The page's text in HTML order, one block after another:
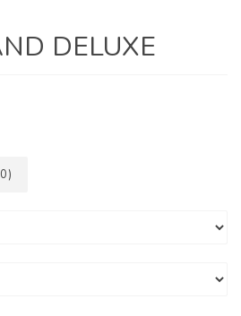
DELUXE